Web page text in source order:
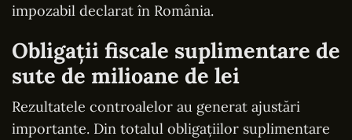
impozabil declarat în România.
Obligații fiscale suplimentare de
sute de milioane de lei
Rezultatele controalelor au generat ajustări
importante. Din totalul obligațiilor suplimentare